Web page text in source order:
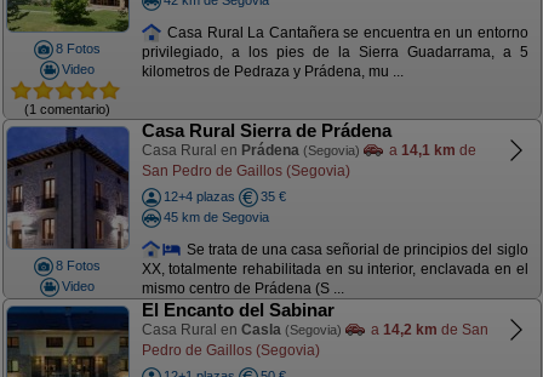
8 Fotos
Video
(1 comentario)
Casa Rural La Cantañera se encuentra en un entorno
privilegiado, a los pies de la Sierra Guadarrama, a 5
kilometros de Pedraza y Prádena, mu ...
8 Fotos
Video
Casa Rural Sierra de Prádena
Casa Rural en Prádena (Segovia) a 14,1 km de
San Pedro de Gaillos (Segovia)
12+4 plazas
35 €
45 km de Segovia
Se trata de una casa señorial de principios del siglo
XX, totalmente rehabilitada en su interior, enclavada en el
mismo centro de Prádena (S ...
El Encanto del Sabinar
Casa Rural en Casla (Segovia) a 14,2 km de San
Pedro de Gaillos (Segovia)